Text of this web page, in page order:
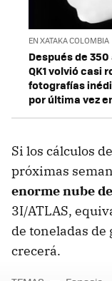
EN XATAKA COLOMBIA
Después de
QK1 volvió casi
fotografías
por última vez
Si los cálculos
próximas
enorme nube
3I/ATLAS,
de toneladas de
crecerá.